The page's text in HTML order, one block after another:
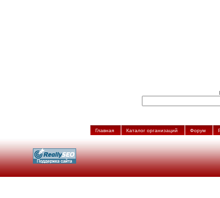
Главная Каталог организаций Форум